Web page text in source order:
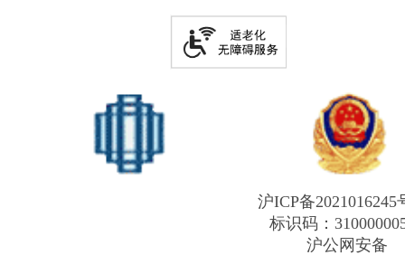
沪ICP备2021016245
标识码：
沪公网安备